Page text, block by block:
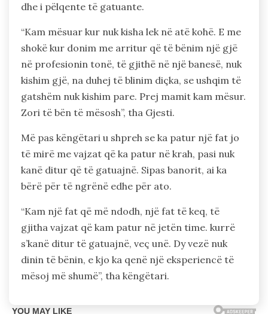
dhe i pëlqente të gatuante.
“Kam mësuar kur nuk kisha lek në atë kohë. E me
shokë kur donim me arritur që të bënim një gjë
në profesionin tonë, të gjithë në një banesë, nuk
kishim gjë, na duhej të blinim diçka, se ushqim të
gatshëm nuk kishim pare. Prej mamit kam mësur.
Zori të bën të mësosh”, tha Gjesti.
Më pas këngëtari u shpreh se ka patur një fat jo
të mirë me vajzat që ka patur në krah, pasi nuk
kanë ditur që të gatuajnë. Sipas banorit, ai ka
bërë për të ngrënë edhe për ato.
“Kam një fat që më ndodh, një fat të keq, të
gjitha vajzat që kam patur në jetën time. kurrë
s’kanë ditur të gatuajnë, veç unë. Dy vezë nuk
dinin të bënin, e kjo ka qenë një eksperiencë të
mësoj më shumë”, tha këngëtari.